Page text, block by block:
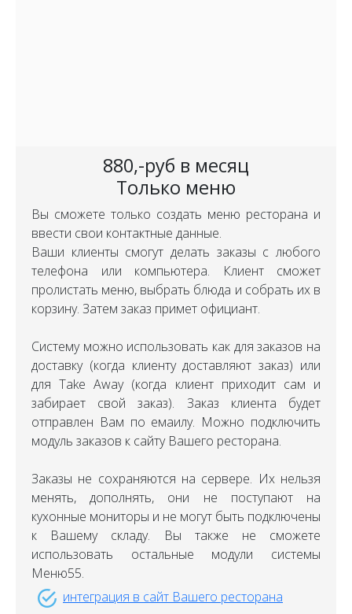
880,-руб в месяц
Только меню
Вы сможете только создать меню ресторана и
ввести свои контактные данные.
Ваши клиенты смогут делать заказы с любого
телефона или компьютера. Клиент сможет
пролистать меню, выбрать блюда и собрать их в
корзину. Затем заказ примет официант.
Систему можно использовать как для заказов на
доставку (когда клиенту доставляют заказ) или
для Take Away (когда клиент приходит сам и
забирает свой заказ). Заказ клиента будет
отправлен Вам по емаилу. Можно подключить
модуль заказов к сайту Вашего ресторана.
Заказы не сохраняются на сервере. Их нельзя
менять, дополнять, они не поступают на
кухонные мониторы и не могут быть подключены
к Вашему складу. Вы также не сможете
использовать остальные модули системы
Меню55.
интеграция в сайт Вашего ресторана